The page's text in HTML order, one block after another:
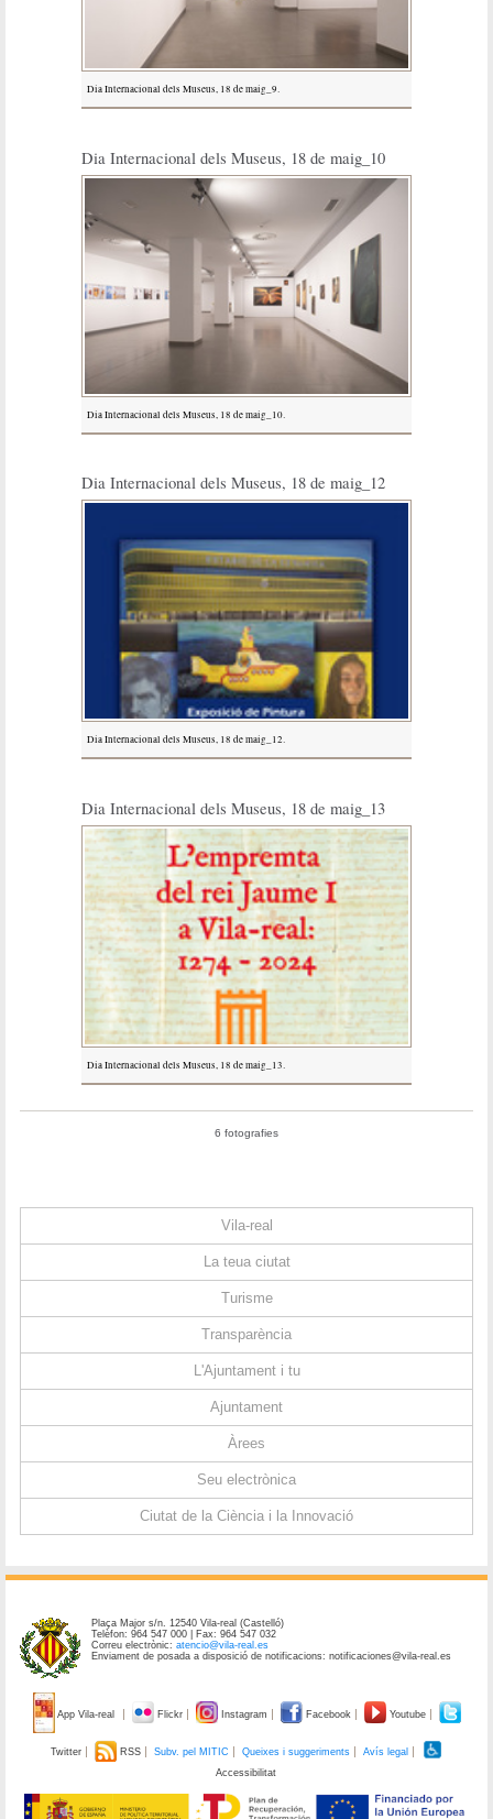
Dia Internacional dels Museus, 18 de maig_9.
Dia Internacional dels Museus, 18 de maig_10
Dia Internacional dels Museus, 18 de maig_10.
Dia Internacional dels Museus, 18 de maig_12
Dia Internacional dels Museus, 18 de maig_12.
Dia Internacional dels Museus, 18 de maig_13
Dia Internacional dels Museus, 18 de maig_13.
6 fotografies
Vila-real
La teua ciutat
Turisme
Transparència
L'Ajuntament i tu
Ajuntament
Àrees
Seu electrònica
Ciutat de la Ciència i la Innovació
Plaça Major s/n. 12540 Vila-real (Castelló)
Telèfon: 964 547 000 | Fax: 964 547 032
Correu electrònic:atencio@vila-real.es
Enviament de posada a disposició de notificacions: notificaciones@vila-real.es
App Vila-real Flickr Instagram Facebook Youtube
Twitter RSS Subv. pel MITIC Queixes i suggeriments
Avís legal
Accessibilitat